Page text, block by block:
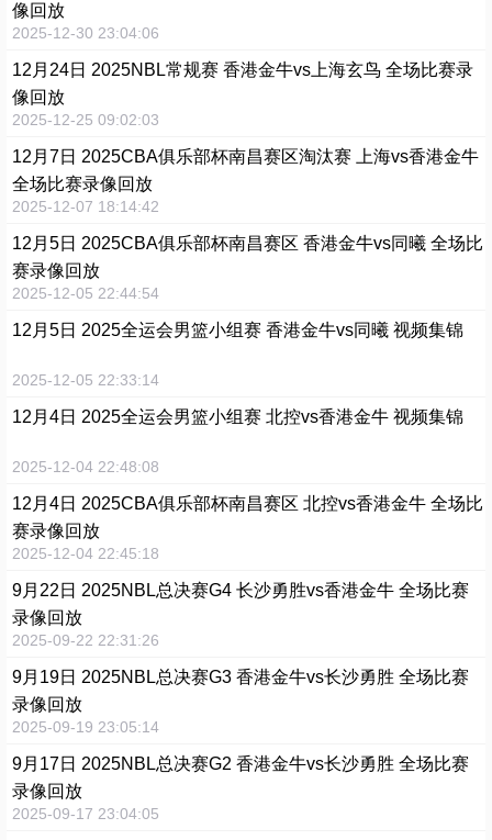
像回放
2025-12-30 23:04:06
12月24日 2025NBL常规赛 香港金牛vs上海玄鸟 全场比赛录
像回放
2025-12-25 09:02:03
12月7日 2025CBA俱乐部杯南昌赛区淘汰赛 上海vs香港金牛
全场比赛录像回放
2025-12-07 18:14:42
12月5日 2025CBA俱乐部杯南昌赛区 香港金牛vs同曦 全场比
赛录像回放
2025-12-05 22:44:54
12月5日 2025全运会男篮小组赛 香港金牛vs同曦 视频集锦
2025-12-05 22:33:14
12月4日 2025全运会男篮小组赛 北控vs香港金牛 视频集锦
2025-12-04 22:48:08
12月4日 2025CBA俱乐部杯南昌赛区 北控vs香港金牛 全场比
赛录像回放
2025-12-04 22:45:18
9月22日 2025NBL总决赛G4 长沙勇胜vs香港金牛 全场比赛
录像回放
2025-09-22 22:31:26
9月19日 2025NBL总决赛G3 香港金牛vs长沙勇胜 全场比赛
录像回放
2025-09-19 23:05:14
9月17日 2025NBL总决赛G2 香港金牛vs长沙勇胜 全场比赛
录像回放
2025-09-17 23:04:05